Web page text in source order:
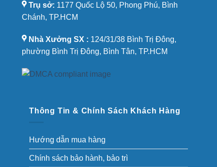
Trụ sở: 1177 Quốc Lộ 50, Phong Phú, Bình
Chánh, TP.HCM
Nhà Xưởng SX : 124/31/38 Bình Trị Đông,
phường Bình Trị Đông, Bình Tân, TP.HCM
Thông Tin & Chính Sách Khách Hàng
Hướng dẫn mua hàng
Chính sách bảo hành, bảo trì